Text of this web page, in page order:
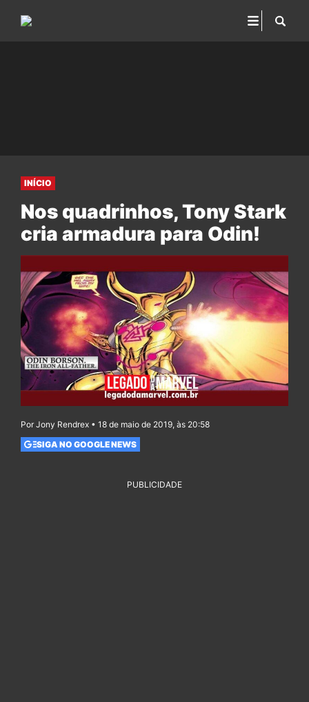
INÍCIO
Nos quadrinhos, Tony Stark
cria armadura para Odin!
Por Jony Rendrex • 18 de maio de 2019, às 20:58
SIGA NO GOOGLE NEWS
PUBLICIDADE